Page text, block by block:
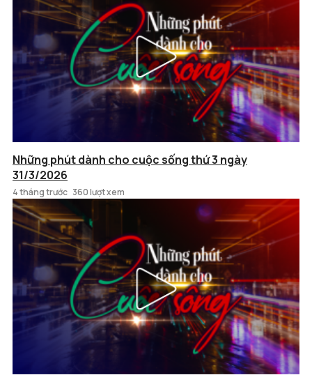
Những phút dành cho cuộc sống thứ 3 ngày
31/3/2026
4 tháng trước 360 lượt xem